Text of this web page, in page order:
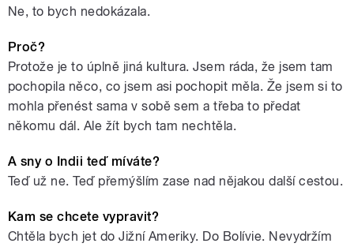
Ne, to bych nedokázala.
Proč?
Protože je to úplně jiná kultura. Jsem ráda, že jsem tam
pochopila něco, co jsem asi pochopit měla. Že jsem si to
mohla přenést sama v sobě sem a třeba to předat
někomu dál. Ale žít bych tam nechtěla.
A sny o Indii teď míváte?
Teď už ne. Teď přemýšlím zase nad nějakou další cestou.
Kam se chcete vypravit?
Chtěla bych jet do Jižní Ameriky. Do Bolívie. Nevydržím